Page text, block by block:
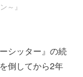
～』
シッター』の続
倒してから2年